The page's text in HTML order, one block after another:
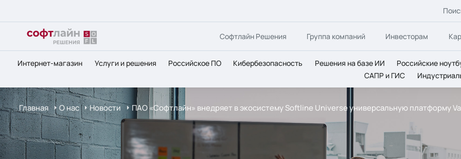
Софтлайн Решения Группа компаний Инвесторам
Интернет-магазин Услуги и решения Российское ПО Кибербезопасность Решения на базе ИИ Российские
САПР и ГИС
Главная О нас Новости ПАО «Софтлайн» внедряет в экосистему Softline Universe универсальную платформу